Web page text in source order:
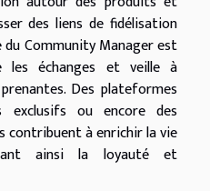
des liens de fidélisation
Community Manager est
échanges et veille à
Des plateformes
exclusifs ou encore des
contribuent à enrichir la vie
ainsi la loyauté et